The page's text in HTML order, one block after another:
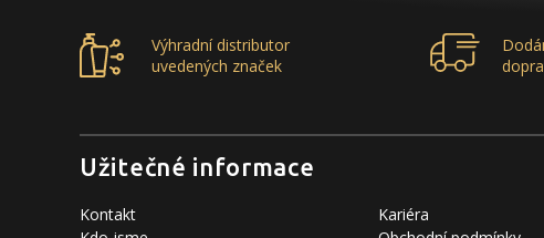
Výhradní distributor
uvedených značek
Užitečné informace
Kontakt
Kariéra